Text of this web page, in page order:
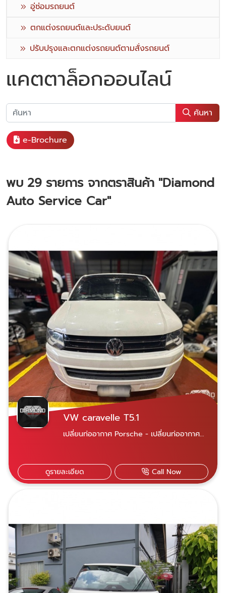
อู่ซ่อมรถยนต์
ตกแต่งรถยนต์และประดับยนต์
ปรับปรุงและตกแต่งรถยนต์ตามสั่งรถยนต์
แคตตาล็อกออนไลน์
ค้นหา
e-Brochure
พบ 29 รายการ จากตราสินค้า "Diamond
Auto Service Car"
VW caravelle T5.1
เปลี่ยนท่ออากาศ Porsche - เปลี่ยนท่ออากาศ
ทำการเปลี่ยน Mechatronic (สมองเกียร์) ใหม่-
แท้และอะไหล่ที่เสื่อมตามสภาพ เข้ารับบริการ
ได้สองสาขา ใกล้ที่ไหนไปที่นั่น เปิดบริการจันทร์ -
69/585 หมู่ 10 ซอยนวมินทร์ 153 แขวงคลอง
กุ่ม เขตบึงกุ่ม กรุงเทพฯ 10230 Diamond
Auto Service Car สาขานวมินทร์ 081-928-
0944 คุณชัชชัย 081-618-5525 คุณอมฤทธิ์
​​081-822-3536 คุณพรทวี สามารถแอดไลน์ผ่าน
ดูรายละเอียด Call Now